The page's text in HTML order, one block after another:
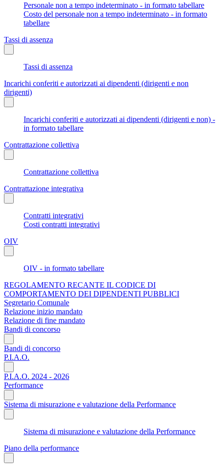
Personale non a tempo indeterminato - in formato tabellare
Costo del personale non a tempo indeterminato - in formato
tabellare
Tassi di assenza
Tassi di assenza
Incarichi conferiti e autorizzati ai dipendenti (dirigenti e non
dirigenti)
Incarichi conferiti e autorizzati ai dipendenti (dirigenti e non) -
in formato tabellare
Contrattazione collettiva
Contrattazione collettiva
Contrattazione integrativa
Contratti integrativi
Costi contratti integrativi
OIV
OIV - in formato tabellare
REGOLAMENTO RECANTE IL CODICE DI
COMPORTAMENTO DEI DIPENDENTI PUBBLICI
Segretario Comunale
Relazione inizio mandato
Relazione di fine mandato
Bandi di concorso
Bandi di concorso
P.I.A.O.
P.I.A.O. 2024 - 2026
Performance
Sistema di misurazione e valutazione della Performance
Sistema di misurazione e valutazione della Performance
Piano della performance